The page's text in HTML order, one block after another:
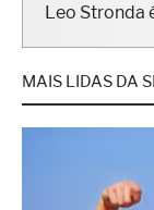
Leo Stronda
MAIS LIDAS DA